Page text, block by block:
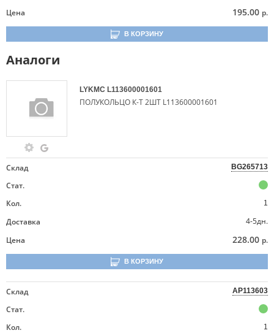
Цена
195.00 р.
В КОРЗИНУ
Аналоги
LYKMC L113600001601
ПОЛУКОЛЬЦО К-Т 2ШТ L113600001601
Склад BG265713
Стат.
Кол.
1
Доставка
4-5дн.
Цена
228.00 р.
В КОРЗИНУ
Склад AP113603
Стат.
Кол.
1